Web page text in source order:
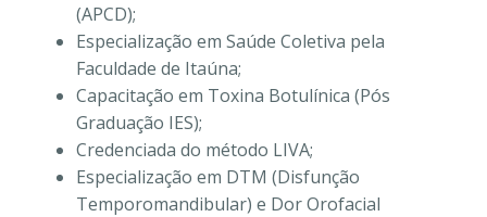
(APCD);
Especialização em Saúde Coletiva pela
Faculdade de Itaúna;
Capacitação em Toxina Botulínica (Pós
Graduação IES);
Credenciada do método LIVA;
Especialização em DTM (Disfunção
Temporomandibular) e Dor Orofacial